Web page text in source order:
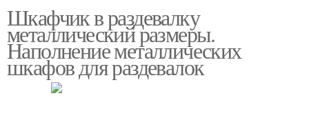
Шкафчик в раздевалку
металлический размеры.
Наполнение металлических
шкафов для раздевалок